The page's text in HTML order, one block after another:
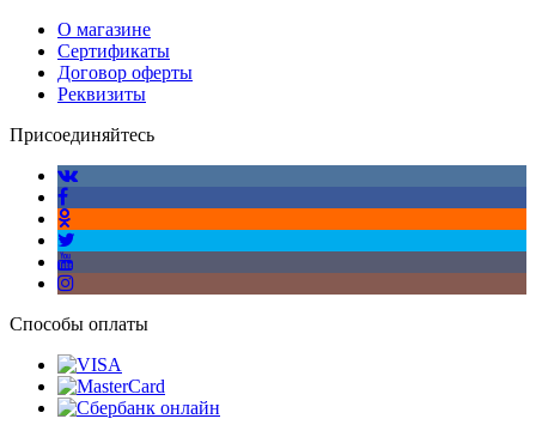
О магазине
Сертификаты
Договор оферты
Реквизиты
Присоединяйтесь
Способы оплаты